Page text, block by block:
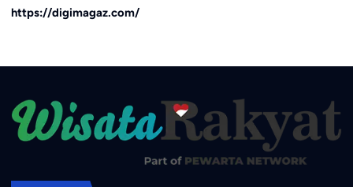
https://digimagaz.com/